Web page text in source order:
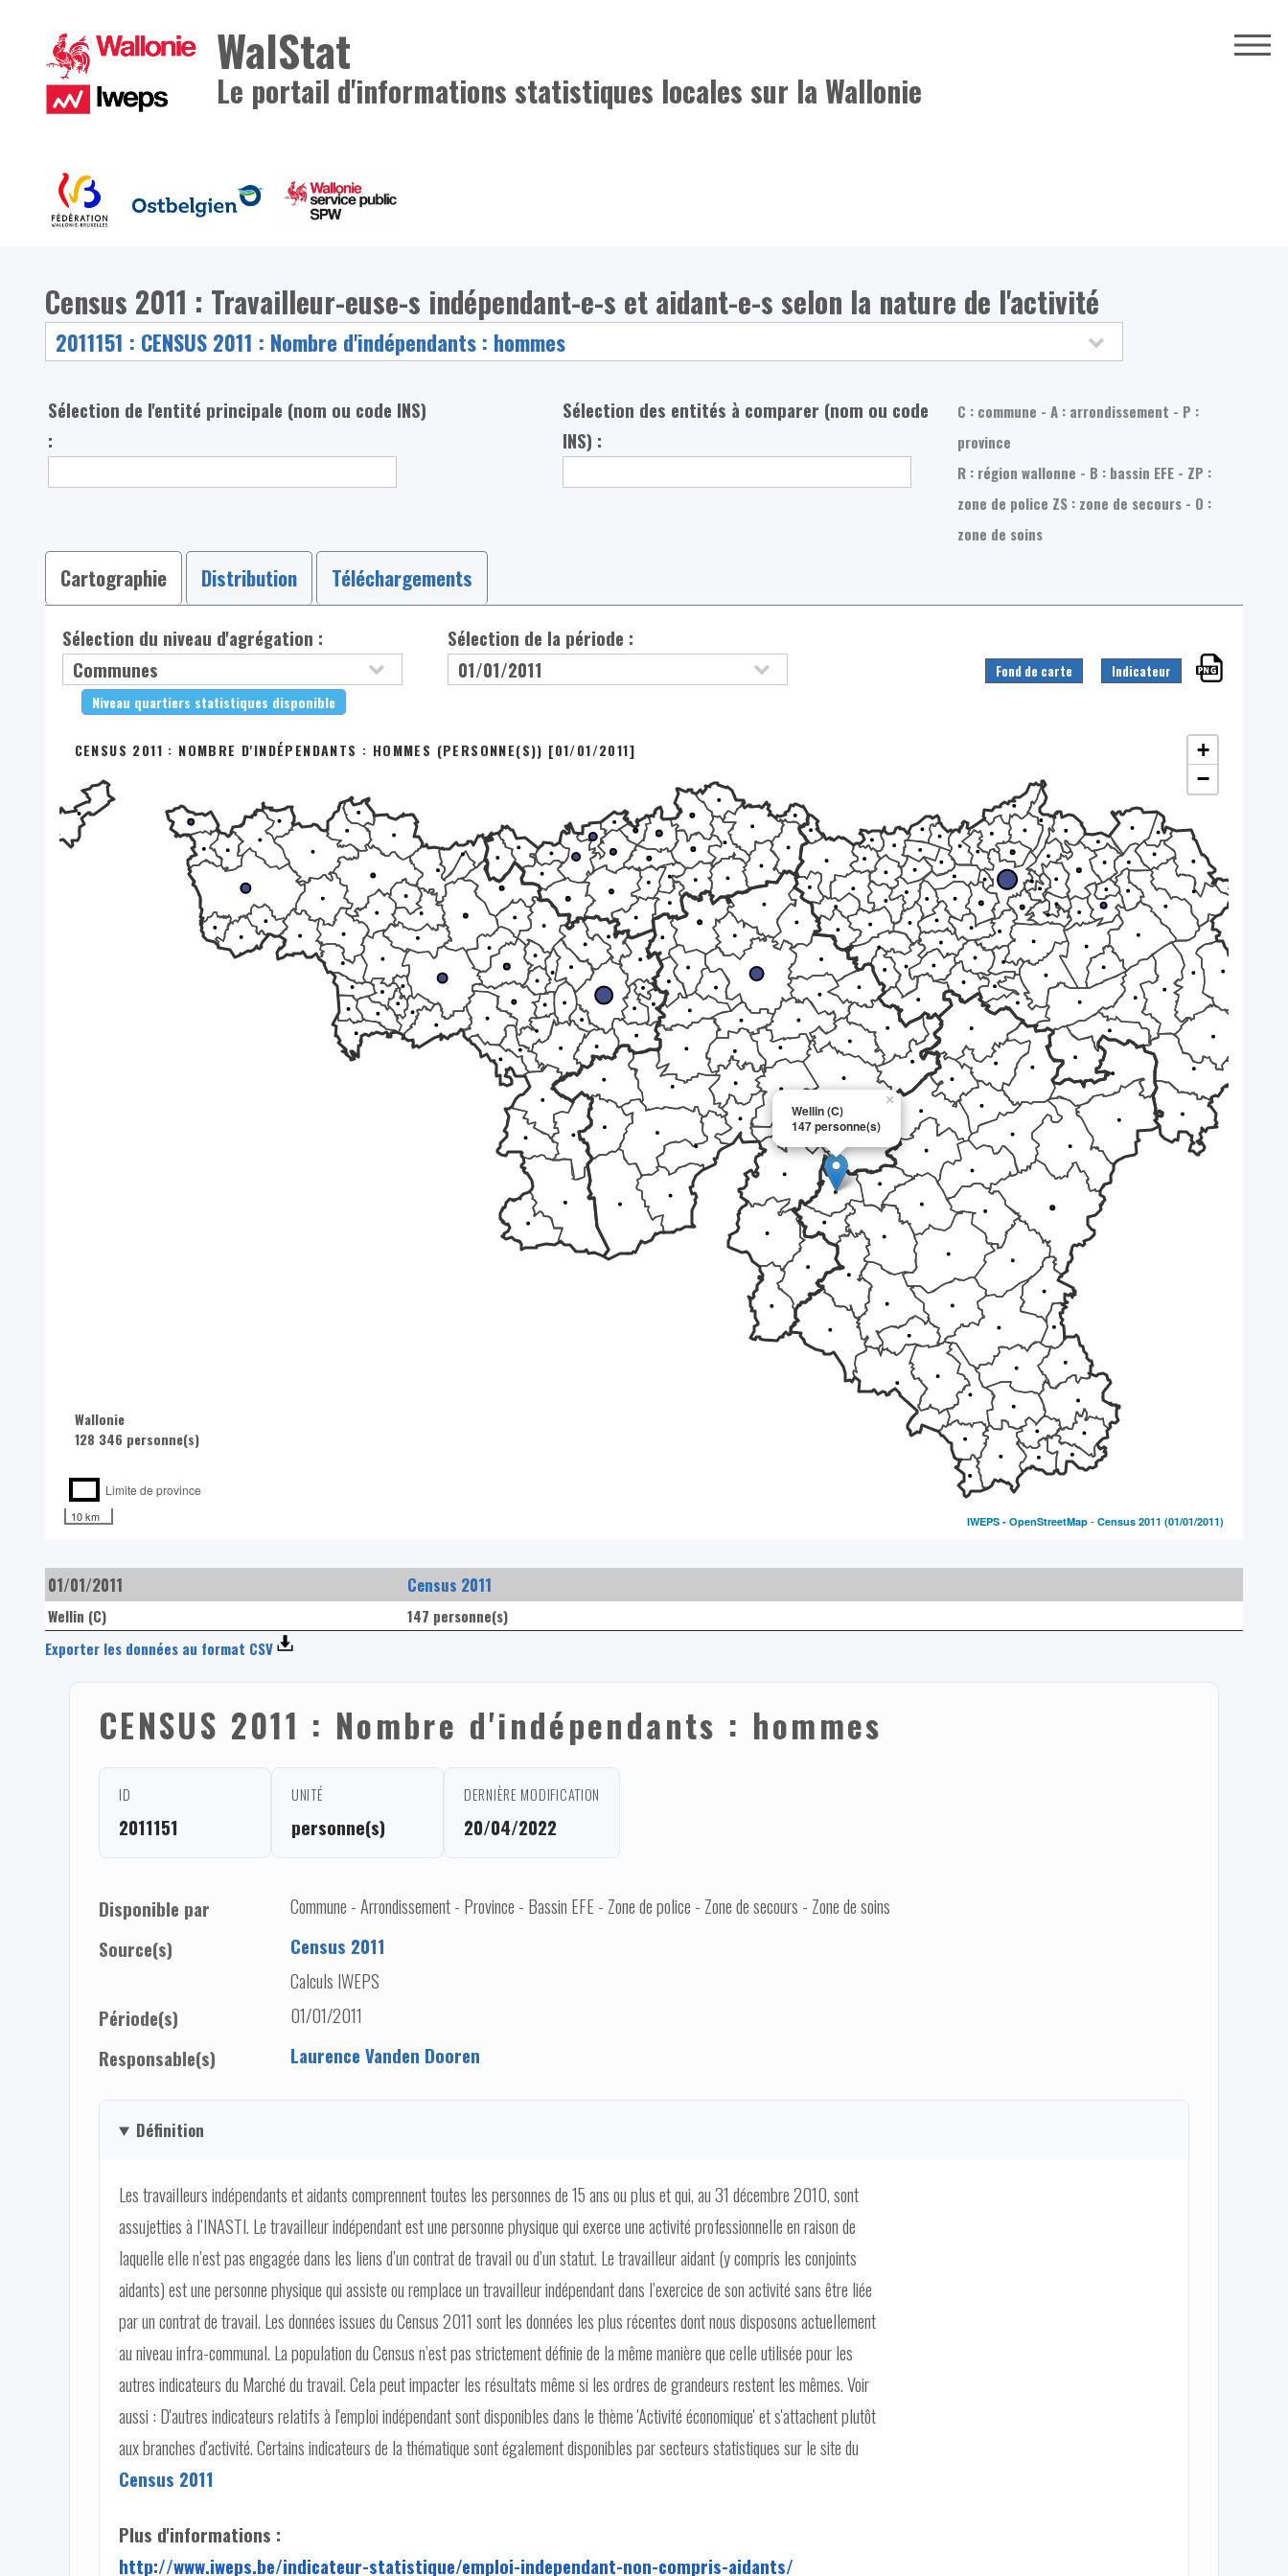
WalStat
Le portail d'informations statistiques locales sur la Wallonie
Census 2011 : Travailleur-euse-s indépendant-e-s et aidant-e-s selon la nature de l'activité
Sélection de l'entité principale (nom ou code INS)
:
Sélection des entités à comparer (nom ou code
INS) :
C : commune - A : arrondissement - P :
province
R : région wallonne - B : bassin EFE - ZP :
zone de police ZS : zone de secours - O :
zone de soins
Cartographie Distribution Téléchargements
Sélection du niveau d'agrégation :
Niveau quartiers statistiques disponible
Sélection de la période :
Fond de carte Indicateur
Wellin (C)
147 personne(s)
×
CENSUS 2011 : NOMBRE D'INDÉPENDANTS : HOMMES (PERSONNE(S)) [01/01/2011]
+
−
Wallonie
128 346 personne(s)
Limite de province
10 km IWEPS -OpenStreetMap -Census 2011 (01/01/2011)
01/01/2011 Census 2011
Wellin (C)
147 personne(s)
Exporter les données au format CSV
CENSUS 2011 : Nombre d'indépendants : hommes
ID
2011151
UNITÉ
personne(s)
DERNIÈRE MODIFICATION
20/04/2022
Disponible par
Commune - Arrondissement - Province - Bassin EFE - Zone de police - Zone de secours - Zone de soins
Source(s)
Census 2011
Calculs IWEPS
Période(s)
01/01/2011
Responsable(s)
Laurence Vanden Dooren
Définition
Les travailleurs indépendants et aidants comprennent toutes les personnes de 15 ans ou plus et qui, au 31 décembre 2010, sont
assujetties à l’INASTI. Le travailleur indépendant est une personne physique qui exerce une activité professionnelle en raison de
laquelle elle n’est pas engagée dans les liens d’un contrat de travail ou d’un statut. Le travailleur aidant (y compris les conjoints
aidants) est une personne physique qui assiste ou remplace un travailleur indépendant dans l’exercice de son activité sans être liée
par un contrat de travail. Les données issues du Census 2011 sont les données les plus récentes dont nous disposons actuellement
au niveau infra-communal. La population du Census n’est pas strictement définie de la même manière que celle utilisée pour les
autres indicateurs du Marché du travail. Cela peut impacter les résultats même si les ordres de grandeurs restent les mêmes. Voir
aussi : D'autres indicateurs relatifs à l'emploi indépendant sont disponibles dans le thème 'Activité économique' et s'attachent plutôt
aux branches d'activité. Certains indicateurs de la thématique sont également disponibles par secteurs statistiques sur le site du
Census 2011
Plus d'informations :
http://www.iweps.be/indicateur-statistique/emploi-independant-non-compris-aidants/